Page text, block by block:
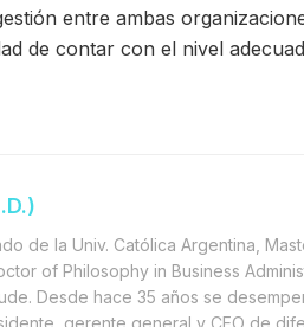
entre ambas
de contar con el nivel
de la Univ. Católica Argentina,
of Philosophy in Business
Desde hace 35 años se
gerente general y CEO de